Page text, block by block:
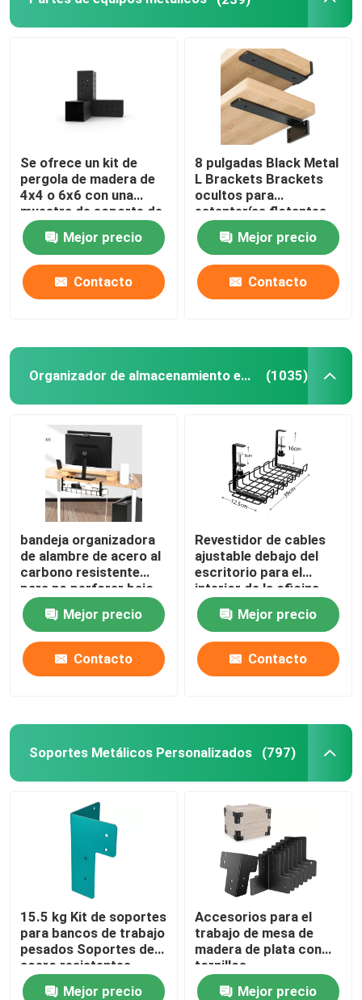
Se ofrece un kit de
pergola de madera de
4x4 o 6x6 con una
muestra de soporte de
extensión de 3 vías
Mejor precio
Contacto
8 pulgadas Black Metal
L Brackets Brackets
ocultos para
estanterías flotantes
de madera Tolerancia
0.02
Mejor precio
Contacto
Organizador de almacenamiento en el hogar (1035)
bandeja organizadora
de alambre de acero al
carbono resistente
para no perforar bajo
la gestión de cables de
escritorioMejor precio
Contacto
Revestidor de cables
ajustable debajo del
escritorio para el
interior de la oficina
Mejor precio
Contacto
Soportes Metálicos Personalizados (797)
15.5 kg Kit de soportes
para bancos de trabajo
pesados Soportes de
acero resistentes
recubiertos en polvo
Mejor precio
Accesorios para el
trabajo de mesa de
madera de plata con
tornillos
Mejor precio